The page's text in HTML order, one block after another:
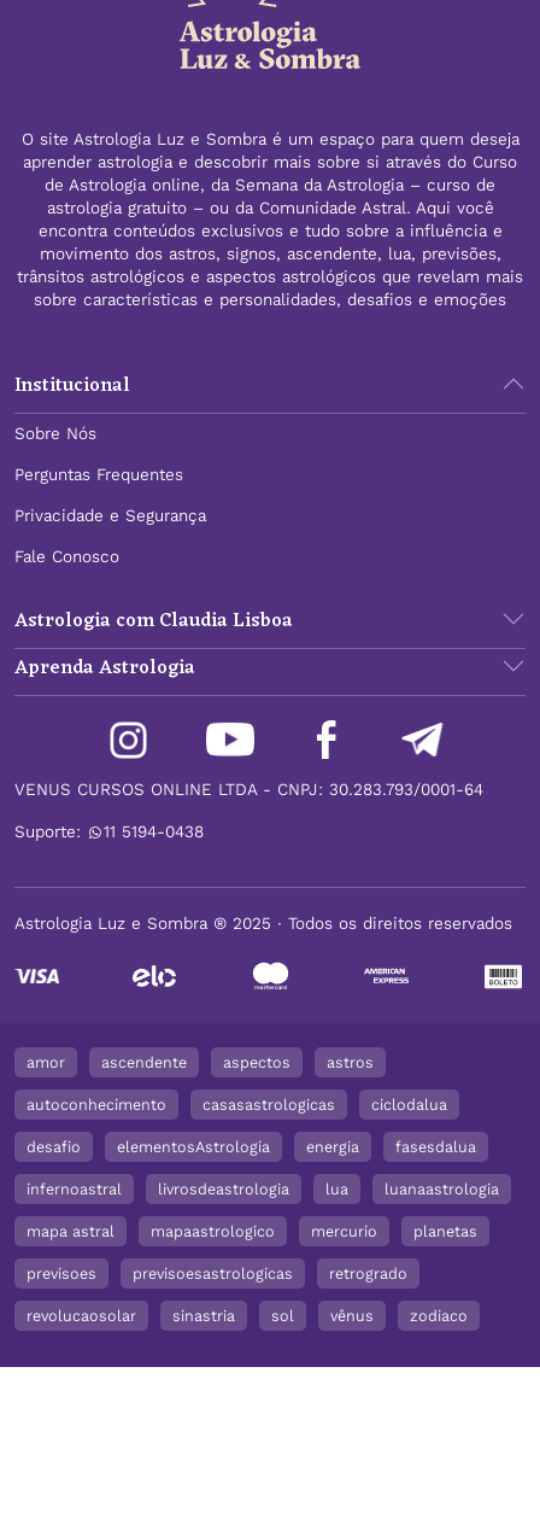
O site Astrologia Luz e Sombra é um espaço para quem deseja
aprender astrologia e descobrir mais sobre si através do Curso
de Astrologia online, da Semana da Astrologia – curso de
astrologia gratuito – ou da Comunidade Astral. Aqui você
encontra conteúdos exclusivos e tudo sobre a influência e
movimento dos astros, signos, ascendente, lua, previsões,
trânsitos astrológicos e aspectos astrológicos que revelam mais
sobre características e personalidades, desafios e emoções
Institucional
Sobre Nós
Perguntas Frequentes
Privacidade e Segurança
Fale Conosco
Astrologia com Claudia Lisboa
Aprenda Astrologia
VENUS CURSOS ONLINE LTDA - CNPJ: 30.283.793/0001-64
Suporte: 11 5194-0438
Astrologia Luz e Sombra ® 2025 ∙ Todos os direitos reservados
amor ascendente aspectos astros
autoconhecimento casasastrologicas ciclodalua
desafio elementosAstrologia energia fasesdalua
infernoastral livrosdeastrologia lua luanaastrologia
mapa astral mapaastrologico mercurio planetas
previsoes previsoesastrologicas retrogrado
revolucaosolar sinastria sol vênus zodiaco